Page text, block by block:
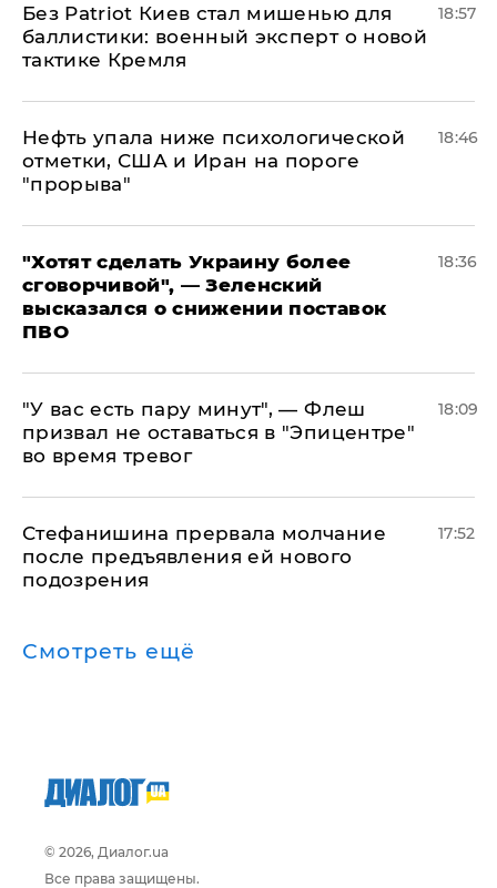
​Без Patriot Киев стал мишенью для
баллистики: военный эксперт о новой
тактике Кремля
18:57
Нефть упала ниже психологической
отметки, США и Иран на пороге
"прорыва"
18:46
​"Хотят сделать Украину более
сговорчивой", — Зеленский
высказался о снижении поставок
ПВО
18:36
​"У вас есть пару минут", — Флеш
призвал не оставаться в "Эпицентре"
во время тревог
18:09
Стефанишина прервала молчание
после предъявления ей нового
подозрения
17:52
Смотреть ещё
© 2026, Диалог.ua
Все права защищены.